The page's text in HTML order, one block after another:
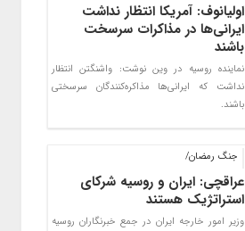
اولیانوف: آمریکا انتظار نداشت
ایرانی‌ها در مذاکرات سرسخت
باشند
نماینده روسیه در وین نوشت: واشنگتن انتظار
نداشت که ایرانی‌ها مذاکره‌کنندگان سرسختی
باشند.
جنگ رمضان/
عراقچی: ایران و روسیه شرکای
استراتژیک هستند
وزیر امور خارجه ایران در جمع خبرنگاران روسیه